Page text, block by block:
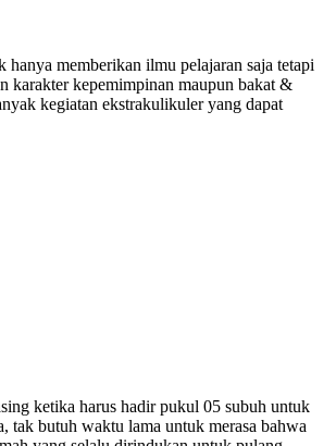
memberikan ilmu pelajaran saja tetapi
karakter kepemimpinan maupun bakat &
kegiatan ekstrakulikuler yang dapat
ketika harus hadir pukul 05 subuh untuk
tak butuh waktu lama untuk merasa bahwa